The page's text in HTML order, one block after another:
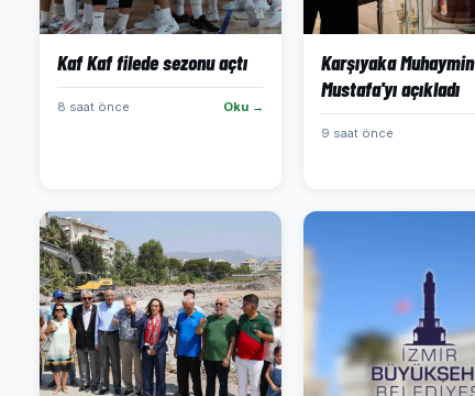
Kaf Kaf filede sezonu açtı
8 saat önce Oku →
Karşıyaka Muhaymin
Mustafa'yı açıkladı
9 saat önce